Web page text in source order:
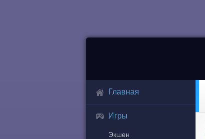
Главная
Игры
Экшен